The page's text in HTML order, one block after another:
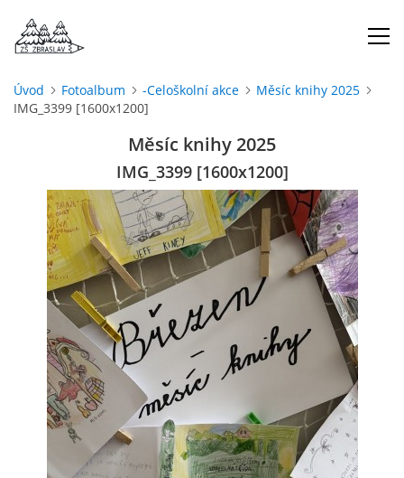
ÚVOD
ŠKOLNÍ ROK
DOKUMENTY
ŠKOLSKÁ RADA
PROJEKTY
ENVIRONMENTÁLNÍ VÝCHOVA
Úvod Fotoalbum -Celoškolní akce
Měsíc knihy 2025
IMG_3399 [1600x1200]
Měsíc knihy 2025
IMG_3399 [1600x1200]